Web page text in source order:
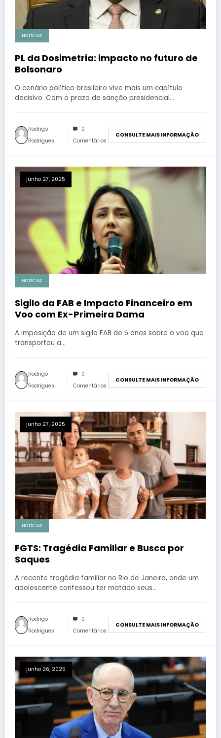
NOTÍCIAS
PL da Dosimetria: impacto no futuro de
Bolsonaro
O cenário político brasileiro vive mais um capítulo
decisivo. Com o prazo de sanção presidencial…
Rodrigo
Rodrigues
0
Comentários
CONSULTE MAIS INFORMAÇÃO
junho 27, 2025
NOTÍCIAS
Sigilo da FAB e Impacto Financeiro em
Voo com Ex-Primeira Dama
A imposição de um sigilo FAB de 5 anos sobre o voo que
transportou a…
Rodrigo
Rodrigues
0
Comentários
CONSULTE MAIS INFORMAÇÃO
junho 27, 2025
NOTÍCIAS
FGTS: Tragédia Familiar e Busca por
Saques
A recente tragédia familiar no Rio de Janeiro, onde um
adolescente confessou ter matado seus…
Rodrigo
Rodrigues
0
Comentários
CONSULTE MAIS INFORMAÇÃO
junho 26, 2025